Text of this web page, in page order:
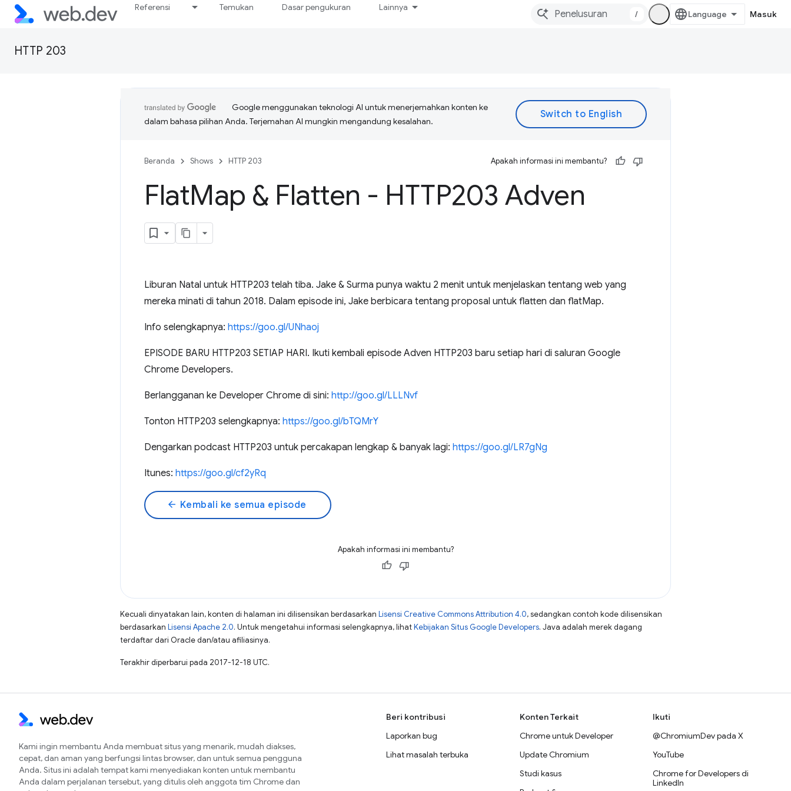
Referensi Temukan Dasar pengukuran Lainnya
/ Masuk
HTTP 203
Google menggunakan teknologi AI untuk menerjemahkan konten ke
dalam bahasa pilihan Anda. Terjemahan AI mungkin mengandung kesalahan.
Beranda Shows HTTP 203 Apakah informasi ini membantu?
FlatMap & Flatten - HTTP203 Adven
Liburan Natal untuk HTTP203 telah tiba. Jake & Surma punya waktu 2 menit untuk menjelaskan tentang web yang
mereka minati di tahun 2018. Dalam episode ini, Jake berbicara tentang proposal untuk flatten dan flatMap.
Info selengkapnya: https://goo.gl/UNhaoj
EPISODE BARU HTTP203 SETIAP HARI. Ikuti kembali episode Adven HTTP203 baru setiap hari di saluran Google
Chrome Developers.
Berlangganan ke Developer Chrome di sini: http://goo.gl/LLLNvf
Tonton HTTP203 selengkapnya: https://goo.gl/bTQMrY
Dengarkan podcast HTTP203 untuk percakapan lengkap & banyak lagi: https://goo.gl/LR7gNg
Itunes: https://goo.gl/cf2yRq
arrow_back Kembali ke semua episode
Apakah informasi ini membantu?
Kecuali dinyatakan lain, konten di halaman ini dilisensikan berdasarkan Lisensi Creative Commons Attribution 4.0, sedangkan contoh kode dilisensikan
berdasarkan Lisensi Apache 2.0. Untuk mengetahui informasi selengkapnya, lihatKebijakan Situs Google Developers. Java adalah merek dagang
terdaftar dari Oracle dan/atau afiliasinya.
Terakhir diperbarui pada 2017-12-18 UTC.
Kami ingin membantu Anda membuat situs yang menarik, mudah diakses,
cepat, dan aman yang berfungsi lintas browser, dan untuk semua pengguna
Anda. Situs ini adalah tempat kami menyediakan konten untuk membantu
Anda dalam perjalanan tersebut, yang ditulis oleh anggota tim Chrome dan
Beri kontribusi
Laporkan bug
Lihat masalah terbuka
Konten Terkait
Chrome untuk Developer
Update Chromium
Studi kasus
Ikuti
@ChromiumDev pada X
YouTube
Chrome for Developers di
LinkedIn